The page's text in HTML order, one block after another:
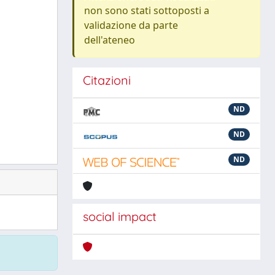
non sono stati sottoposti a
validazione da parte
dell'ateneo
Citazioni
ND
ND
ND
social impact